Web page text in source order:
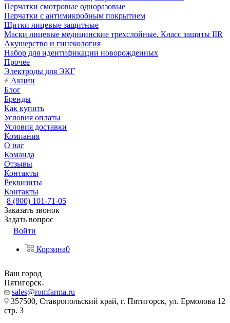
Перчатки смотровые одноразовые
Перчатки с антимикробным покрытием
Щитки лицевые защитные
Маски лицевые медицинские трехслойные. Класс защиты IIR
Акушерство и гинекология
Набор для идентификации новорожденных
Прочее
Электроды для ЭКГ
Акции
Блог
Бренды
Как купить
Условия оплаты
Условия доставки
Компания
О нас
Команда
Отзывы
Контакты
Реквизиты
Контакты
8 (800) 101-71-05
Заказать звонок
Задать вопрос
Войти
Корзина0
Ваш город
Пятигорск
sales@romfarma.ru
357500, Ставропольский край, г. Пятигорск, ул. Ермолова 12
стр. 3